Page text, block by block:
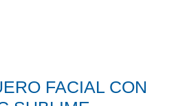
FACIAL CON